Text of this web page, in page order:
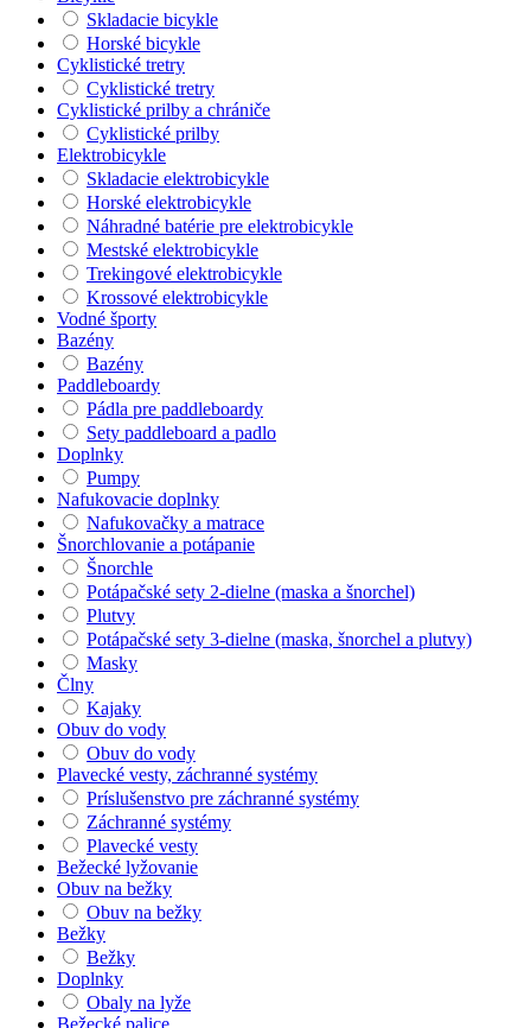
Skladacie bicykle
Horské bicykle
Cyklistické tretry
Cyklistické tretry
Cyklistické prilby a chrániče
Cyklistické prilby
Elektrobicykle
Skladacie elektrobicykle
Horské elektrobicykle
Náhradné batérie pre elektrobicykle
Mestské elektrobicykle
Trekingové elektrobicykle
Krossové elektrobicykle
Vodné športy
Bazény
Bazény
Paddleboardy
Pádla pre paddleboardy
Sety paddleboard a padlo
Doplnky
Pumpy
Nafukovacie doplnky
Nafukovačky a matrace
Šnorchlovanie a potápanie
Šnorchle
Potápačské sety 2-dielne (maska a šnorchel)
Plutvy
Potápačské sety 3-dielne (maska, šnorchel a plutvy)
Masky
Člny
Kajaky
Obuv do vody
Obuv do vody
Plavecké vesty, záchranné systémy
Príslušenstvo pre záchranné systémy
Záchranné systémy
Plavecké vesty
Bežecké lyžovanie
Obuv na bežky
Obuv na bežky
Bežky
Bežky
Doplnky
Obaly na lyže
Bežecké palice